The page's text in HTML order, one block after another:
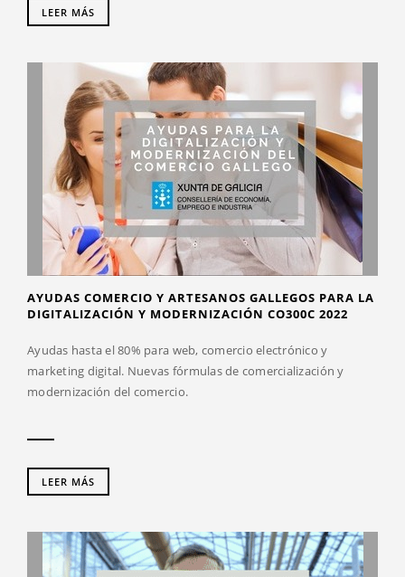
LEER MÁS
AYUDAS COMERCIO Y ARTESANOS GALLEGOS PARA LA
DIGITALIZACIÓN Y MODERNIZACIÓN CO300C 2022
Ayudas hasta el 80% para web, comercio electrónico y
marketing digital. Nuevas fórmulas de comercialización y
modernización del comercio.
LEER MÁS